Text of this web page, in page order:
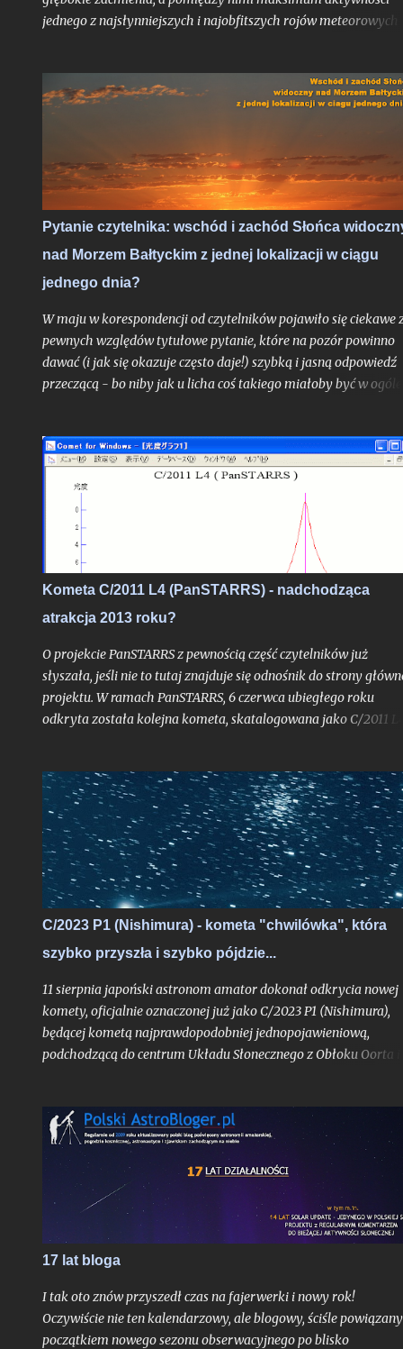
jednego z najsłynniejszych i najobfitszych rojów meteorowych
trudne do przebicia otwarcie nowego sezonu z nocami
astronomicznymi. Do pełni szczęścia brakowałby chyba tylko
dwóch lat - nawet takie scenariusze bywają realne. Po
zachęcie do obserwacji sierpniowych zaćmień zapraszam na
wskazówek odnośnie najbardziej lubianego przez amatorów
wakacyjnego roju meteorów, których tylko w jedną noc
ujrzeć więcej, niż większość ludzi zobaczy przez całe życie.
Oczywiście jak zawsze pod głównym warunkiem: jeśli
zachmurzenie zrobi sobie od nas wakacje...
Pytanie czytelnika: wschód i zachód Słońca
nad Morzem Bałtyckim z jednej lokalizacji w ciągu
jednego dnia?
W maju w korespondencji od czytelników pojawiło się ciekawe
pewnych względów tytułowe pytanie, które na pozór powinno
dawać (i jak się okazuje często daje!) szybką i jasną odpowiedź
przeczącą - bo niby jak u licha coś takiego miałoby być w ogóle
postanowiłem opisać teraz jeszcze szerzej w ramach całego
na blogu, albowiem stanowi ono bardzo interesujące zadanie
obserwacyjne, do wykonania którego chciałbym dziś zachęcić
zwłaszcza tych z Was, którzy mieszkają nad Morzem
Kometa C/2011 L4 (PanSTARRS) - nadchodząca
atrakcja 2013 roku?
O projekcie PanSTARRS z pewnością część czytelników już
słyszała, jeśli nie to tutaj znajduje się odnośnik do strony
projektu. W ramach PanSTARRS, 6 czerwca ubiegłego roku
odkryta została kolejna kometa, skatalogowana jako C/2011
zbyt wcześnie. - (Uwaga: w końcowej części tekstu nowe
aktualizacje prognoz ze stycznia 2013 roku). Kliknij jeśli chcesz
razu przejść do uaktualnienia . - Kliknij w ten link, jeśli chcesz
przejść do aktualizacji z 05.05.2013 r.
C/2023 P1 (Nishimura) - kometa "chwilówka", która
szybko przyszła i szybko pójdzie...
11 sierpnia japoński astronom amator dokonał odkrycia nowej
komety, oficjalnie oznaczonej już jako C/2023 P1 (Nishimura),
będącej kometą najprawdopodobniej jednopojawieniową,
podchodzącą do centrum Układu Słonecznego z Obłoku Oorta i
odkrycia był bardzo jasny jak na kometę, mając blask rzędu
mag.
17 lat bloga
I tak oto znów przyszedł czas na fajerwerki i nowy rok!
Oczywiście nie ten kalendarzowy, ale blogowy, ściśle
początkiem nowego sezonu obserwacyjnego po blisko